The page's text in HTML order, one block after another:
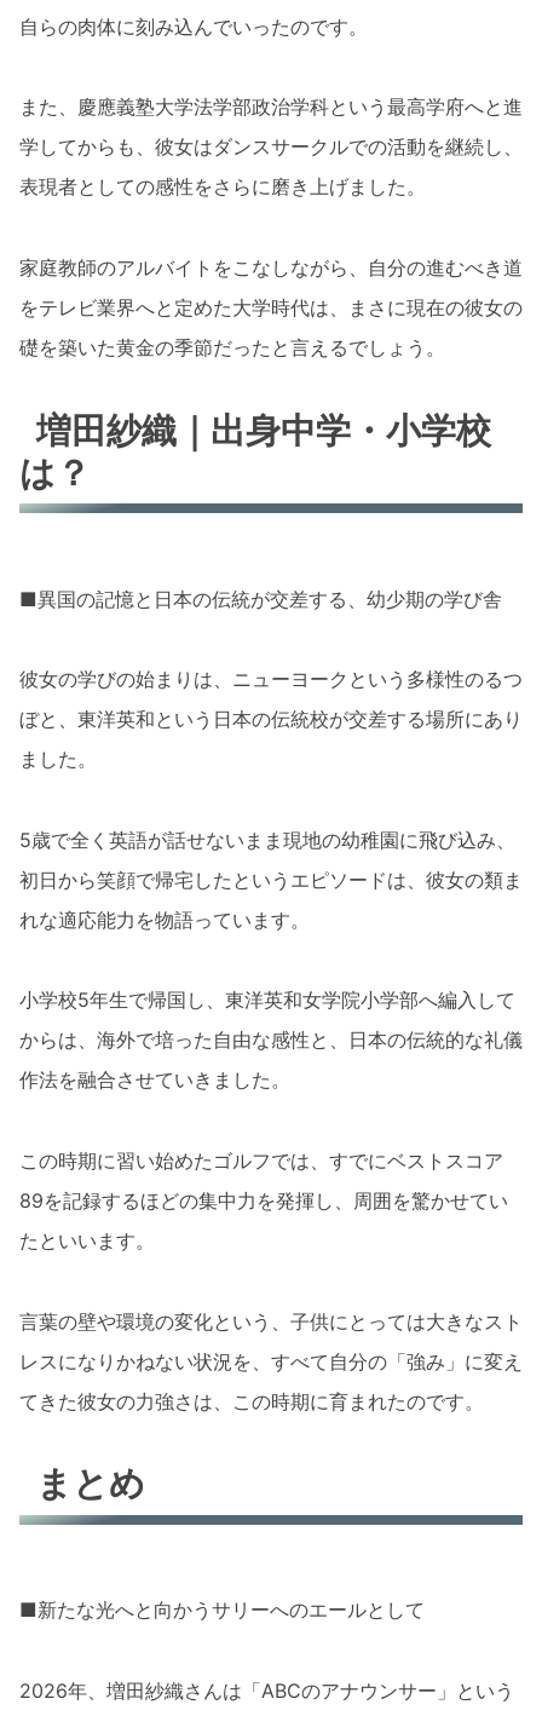
自らの肉体に刻み込んでいったのです。
また、慶應義塾大学法学部政治学科という最高学府へと進
学してからも、彼女はダンスサークルでの活動を継続し、
表現者としての感性をさらに磨き上げました。
家庭教師のアルバイトをこなしながら、自分の進むべき道
をテレビ業界へと定めた大学時代は、まさに現在の彼女の
礎を築いた黄金の季節だったと言えるでしょう。
増田紗織｜出身中学・小学校
は？
■異国の記憶と日本の伝統が交差する、幼少期の学び舎
彼女の学びの始まりは、ニューヨークという多様性のるつ
ぼと、東洋英和という日本の伝統校が交差する場所にあり
ました。
5歳で全く英語が話せないまま現地の幼稚園に飛び込み、
初日から笑顔で帰宅したというエピソードは、彼女の類ま
れな適応能力を物語っています。
小学校5年生で帰国し、東洋英和女学院小学部へ編入して
からは、海外で培った自由な感性と、日本の伝統的な礼儀
作法を融合させていきました。
この時期に習い始めたゴルフでは、すでにベストスコア
89を記録するほどの集中力を発揮し、周囲を驚かせてい
たといいます。
言葉の壁や環境の変化という、子供にとっては大きなスト
レスになりかねない状況を、すべて自分の「強み」に変え
てきた彼女の力強さは、この時期に育まれたのです。
まとめ
■新たな光へと向かうサリーへのエールとして
2026年、増田紗織さんは「ABCのアナウンサー」という